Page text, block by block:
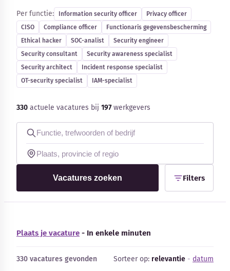
Kennisbank
Blog
Bedrijfsupdates
Externe bronnen
Woordenboek
Auteurs
Per functie: Information security officer
Privacy officer
CISO
Compliance officer
Functionaris gegevensbescherming
Ethical hacker
SOC-analist
Security engineer
Security consultant
Security awareness specialist
Security architect
Incident response specialist
OT-security specialist
IAM-specialist
330 actuele vacatures bij 197werkgevers
Vacatures zoeken Filters
Plaats je vacature - In enkele minuten
330 vacatures gevonden Sorteer op: relevantie - datum